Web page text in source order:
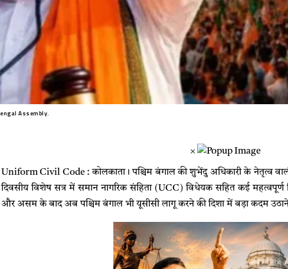
Assembly.
×
Uniform Civil Code : कोलकाता। पश्चिम बंगाल की शुभेंदु अधिकारी के नेतृत्व
दिवसीय विशेष सत्र में समान नागरिक संहिता (UCC) विधेयक सहित कई
और असम के बाद अब पश्चिम बंगाल भी यूसीसी लागू करने की दिशा में बड़ा कदम उठाने